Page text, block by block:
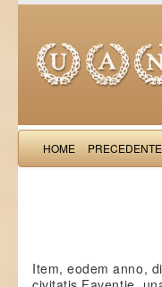
HOME PRECEDENTE
Item, eodem anno,